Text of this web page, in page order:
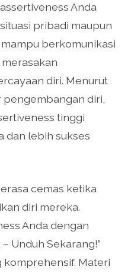
Anda
pribadi maupun
berkomunikasi
diri. Menurut
pengembangan diri,
tinggi
dan lebih sukses
cemas ketika
diri mereka.
Anda dengan
Unduh Sekarang!”
komprehensif. Materi